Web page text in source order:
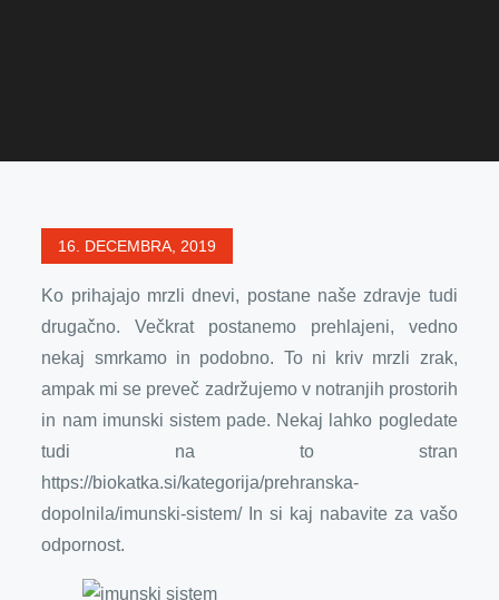
Posted
16. DECEMBRA, 2019
Ko prihajajo mrzli dnevi, postane naše zdravje tudi
drugačno. Večkrat postanemo prehlajeni, vedno
nekaj smrkamo in podobno. To ni kriv mrzli zrak,
ampak mi se preveč zadržujemo v notranjih prostorih
in nam imunski sistem pade. Nekaj lahko pogledate
tudi na to stran
https://biokatka.si/kategorija/prehranska-
dopolnila/imunski-sistem/ In si kaj nabavite za vašo
odpornost.